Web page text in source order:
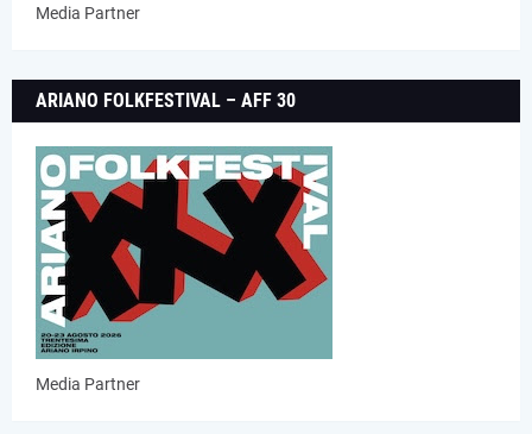
Media Partner
ARIANO FOLKFESTIVAL – AFF 30
Media Partner